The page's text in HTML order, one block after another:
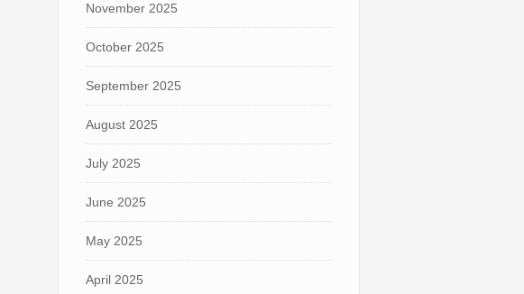
November 2025
October 2025
September 2025
August 2025
July 2025
June 2025
May 2025
April 2025